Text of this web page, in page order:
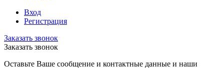
Вход
Регистрация
Заказать звонок
Заказать звонок
Оставьте Ваше сообщение и контактные данные и наши